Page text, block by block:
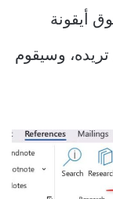
أيقونة
تريده، وسيقوم